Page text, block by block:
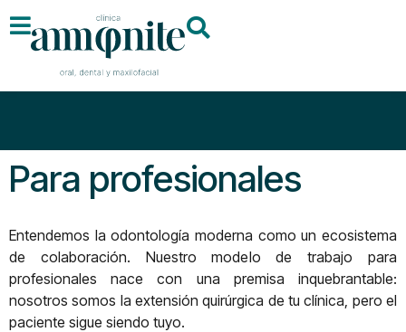
Para profesionales
Entendemos la odontología moderna como un ecosistema
de colaboración. Nuestro modelo de trabajo para
profesionales nace con una premisa inquebrantable:
nosotros somos la extensión quirúrgica de tu clínica, pero el
paciente sigue siendo tuyo.